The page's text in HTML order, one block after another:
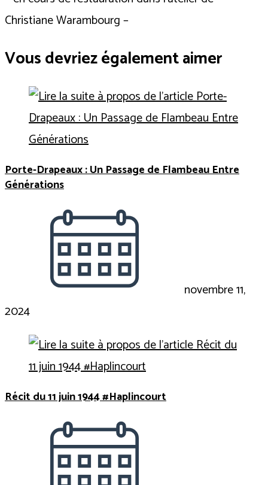
Christiane Warambourg –
Vous devriez également aimer
Porte-Drapeaux : Un Passage de Flambeau Entre
Générations
novembre 11,
2024
Récit du 11 juin 1944 #Haplincourt